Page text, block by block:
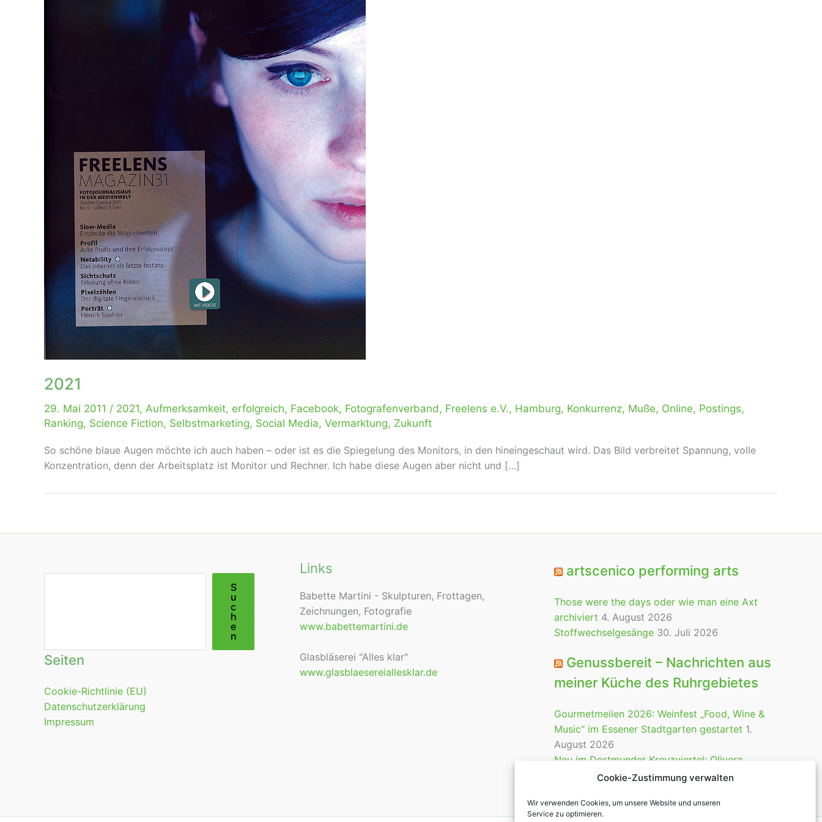
Cookie-Zustimmung verwalten
Wir verwenden Cookies, um unsere Website und unseren
Service zu optimieren.
2021
29. Mai 2011 / 2021, Aufmerksamkeit, erfolgreich, Facebook, Fotografenverband, Freelens e.V., Hamburg, Konkurrenz, Muße, Online, Postings,
Ranking, Science Fiction, Selbstmarketing, Social Media, Vermarktung, Zukunft
So schöne blaue Augen möchte ich auch haben – oder ist es die Spiegelung des Monitors, in den hineingeschaut wird. Das Bild verbreitet Spannung, volle
Konzentration, denn der Arbeitsplatz ist Monitor und Rechner. Ich habe diese Augen aber nicht und […]
S
u
c
h
e
n
Seiten
Cookie-Richtlinie (EU)
Datenschutzerklärung
Impressum
Links
Babette Martini - Skulpturen, Frottagen,
Zeichnungen, Fotografie
www.babettemartini.de
Glasbläserei "Alles klar"
www.glasblaesereiallesklar.de
artscenico performing arts
Those were the days oder wie man eine Axt
archiviert 4. August 2026
Stoffwechselgesänge 30. Juli 2026
Genussbereit – Nachrichten aus
meiner Küche des Ruhrgebietes
Gourmetmeilen 2026: Weinfest „Food, Wine &
Music“ im Essener Stadtgarten gestartet 1.
August 2026
Neu im Dortmunder Kreuzviertel: Olivera
Gastrobar 28. Juli 2026